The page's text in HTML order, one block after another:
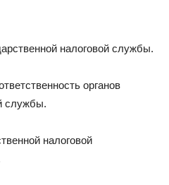
налоговой службы.
органов
службы.
налоговой